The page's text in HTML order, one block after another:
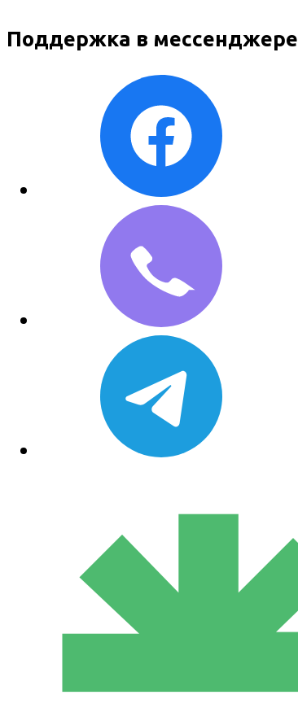
Поддержка в мессенджере